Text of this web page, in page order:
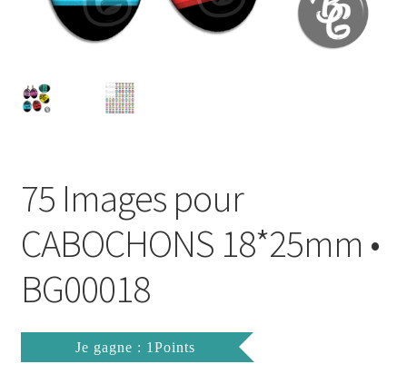
Mon compte
Politique de Confidentialité
Validation de la commande
75 Images pour
CABOCHONS 18*25mm •
BG00018
Je gagne : 1Points